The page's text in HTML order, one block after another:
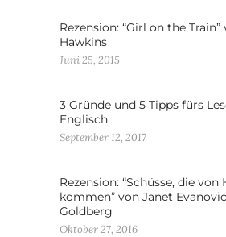
Rezension: “Girl on the Train”
Hawkins
Juni 25, 2015
3 Gründe und 5 Tipps fürs
Englisch
September 12, 2017
Rezension: “Schüsse, die von
kommen” von Janet
Goldberg
Oktober 27, 2016